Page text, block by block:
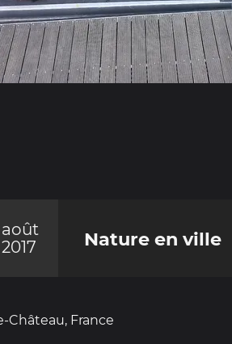
août
2017
Nature en ville
Château, France